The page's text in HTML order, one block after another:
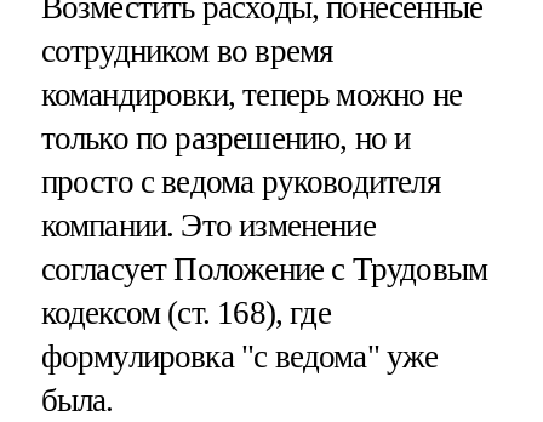
сотрудником во время
командировки, теперь можно не
только по разрешению, но и
просто с ведома руководителя
компании. Это изменение
согласует Положение с Трудовым
кодексом (ст. 168), где
формулировка "с ведома" уже
была.